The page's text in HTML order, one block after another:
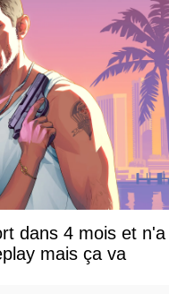
dans 4 mois et n'a
mais ça va